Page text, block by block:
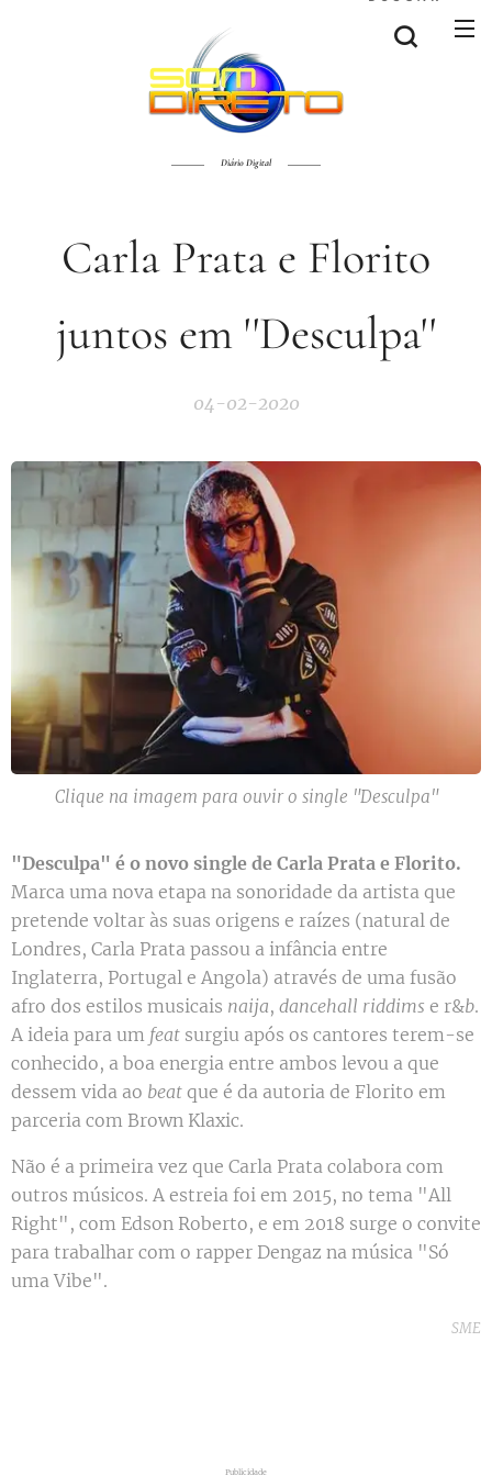
Diário Digital
Carla Prata e Florito
juntos em ''Desculpa''
04-02-2020
Clique na imagem para ouvir o single "Desculpa"
"Desculpa" é o novo single de Carla Prata e Florito.
Marca uma nova etapa na sonoridade da artista que
pretende voltar às suas origens e raízes (natural de
Londres, Carla Prata passou a infância entre
Inglaterra, Portugal e Angola) através de uma fusão
afro dos estilos musicais naija, dancehall riddims e r&b.
A ideia para um feat surgiu após os cantores terem-se
conhecido, a boa energia entre ambos levou a que
dessem vida ao beat que é da autoria de Florito em
parceria com Brown Klaxic.
Não é a primeira vez que Carla Prata colabora com
outros músicos. A estreia foi em 2015, no tema "All
Right", com Edson Roberto, e em 2018 surge o convite
para trabalhar com o rapper Dengaz na música "Só
uma Vibe".
SME
Publicidade